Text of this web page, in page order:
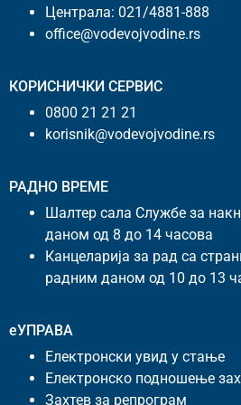
Централа: 021/4881-888
office@vodevojvodine.rs
КОРИСНИЧКИ СЕРВИС
0800 21 21 21
korisnik@vodevojvodine.rs
РАДНО ВРЕМЕ
Шалтер сала Службе за
даном од 8 до 14 часова
Канцеларија за рад са
радним даном од 10 до 13
еУПРАВА
Електронски увид у стање
Електронско подношење
Захтев за репрограм